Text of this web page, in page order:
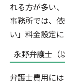
れる方が多い
事務所では、
い」料金設定に
永野弁護士（
弁護士費用に